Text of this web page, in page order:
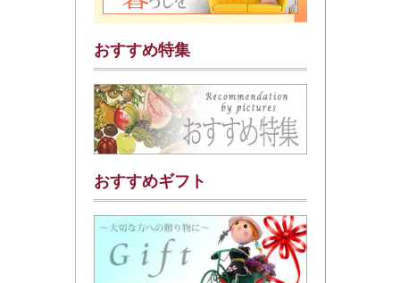
おすすめ特集
おすすめギフト